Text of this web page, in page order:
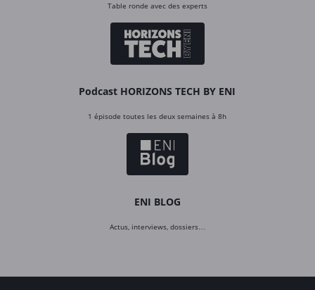
Table ronde avec des experts
Podcast HORIZONS TECH BY ENI
1 épisode toutes les deux semaines à 8h
ENI BLOG
Actus, interviews, dossiers…